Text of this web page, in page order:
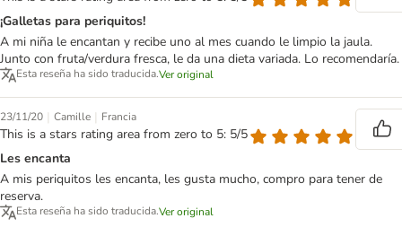
¡Galletas para periquitos!
A mi niña le encantan y recibe uno al mes cuando le limpio la jaula.
Junto con fruta/verdura fresca, le da una dieta variada. Lo recomendaría.
Esta reseña ha sido traducida.Ver original
23/11/20 | Camille | Francia
This is a stars rating area from zero to 5: 5/5
Les encanta
A mis periquitos les encanta, les gusta mucho, compro para tener de
reserva.
Esta reseña ha sido traducida.Ver original